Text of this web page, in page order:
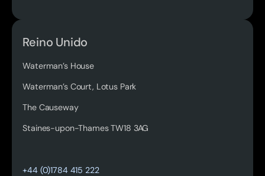
Reino Unido
Waterman’s House
Waterman’s Court, Lotus Park
The Causeway
Staines-upon-Thames TW18 3AG
+44 (0)1784 415 222